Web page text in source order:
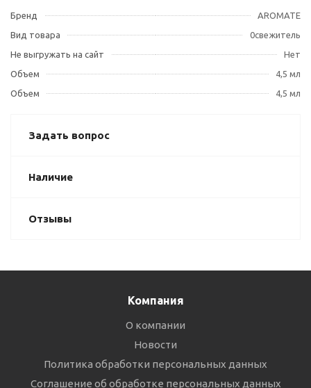
Бренд
AROMATE
Вид товара
0свежитель
Не выгружать на сайт
Нет
Объем
4,5 мл
Объем
4,5 мл
Задать вопрос
Наличие
Отзывы
Компания
О компании
Новости
Политика обработки персональных данных
Соглашение об обработке персональных данных